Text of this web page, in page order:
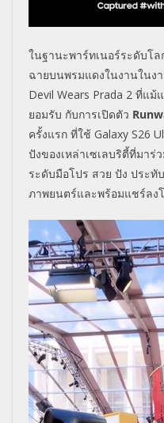
ในฐานะพาร์ทเนอร์ระดับโล
ฉายบนพรมแดงในงานในง
Devil Wears Prada 2 ที่แม้
ยอมรับ กับการเปิดตัว
ครั้งแรก ที่ใช้ Galaxy S26
ปังของเหล่าเซเลบริตี้ที่มาร่
ระดับมือโปร สวย ปัง ประทั
ภาพยนตร์และพร้อมแชร์ลง